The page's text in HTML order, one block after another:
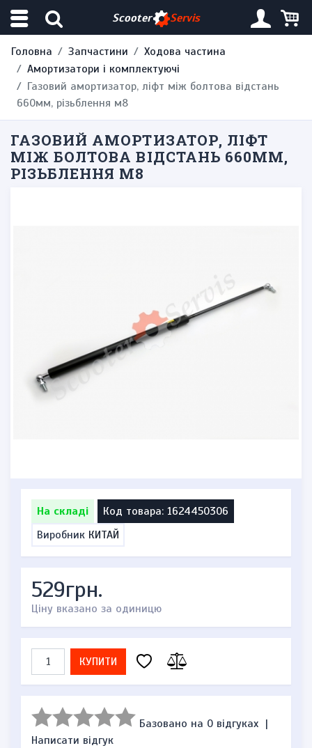
Scooter Servis
Головна Запчастини
Ходова частина
Амортизатори і комплектуючі
Газовий амортизатор, ліфт між болтова відстань
660мм, різьблення м8
ГАЗОВИЙ АМОРТИЗАТОР, ЛІФТ
МІЖ БОЛТОВА ВІДСТАНЬ 660ММ,
РІЗЬБЛЕННЯ М8
На складі
Код товара: 1624450306
Виробник КИТАЙ
529грн.
Ціну вказано за одиницю
КУПИТИ
Базовано на 0 відгуках |
Написати відгук